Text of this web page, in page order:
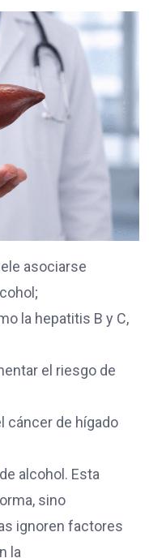
asociarse
la hepatitis B y C,
el riesgo de
cáncer de hígado
alcohol. Esta
sino
ignoren factores
la